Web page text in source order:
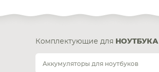
Комплектующие для НОУТБУКА
Аккумуляторы для ноутбуков